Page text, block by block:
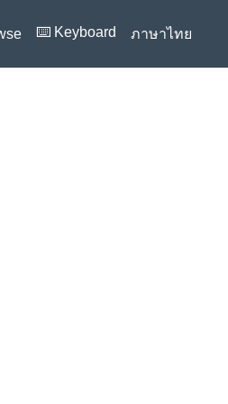
⌨️ Keyboard ภาษาไทย